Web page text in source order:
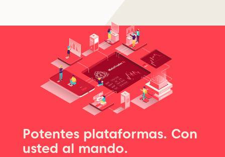
Potentes plataformas. Con
usted al mando.